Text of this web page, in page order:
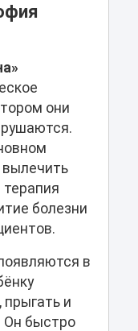
они
вылечить
болезни
в
прыгать и
Он быстро